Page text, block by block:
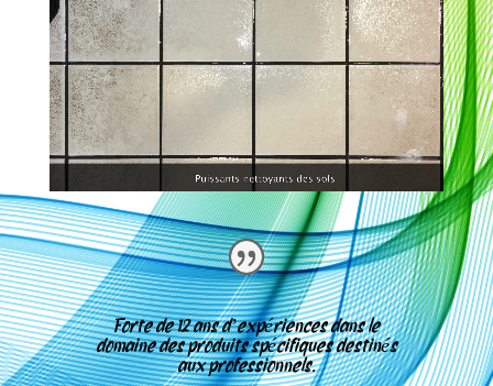
Forte de 12 ans d’expériences dans le
domaine des produits spécifiques destinés
aux professionnels.